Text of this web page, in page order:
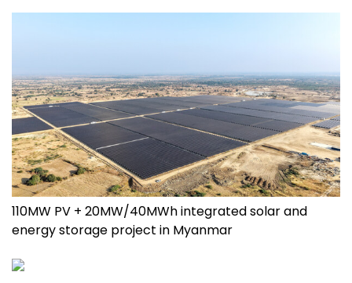
110MW PV + 20MW/40MWh integrated solar and
energy storage project in Myanmar